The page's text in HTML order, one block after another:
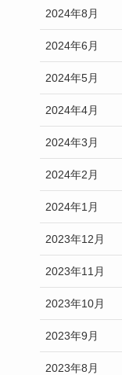
2024年8月
2024年6月
2024年5月
2024年4月
2024年3月
2024年2月
2024年1月
2023年12月
2023年11月
2023年10月
2023年9月
2023年8月